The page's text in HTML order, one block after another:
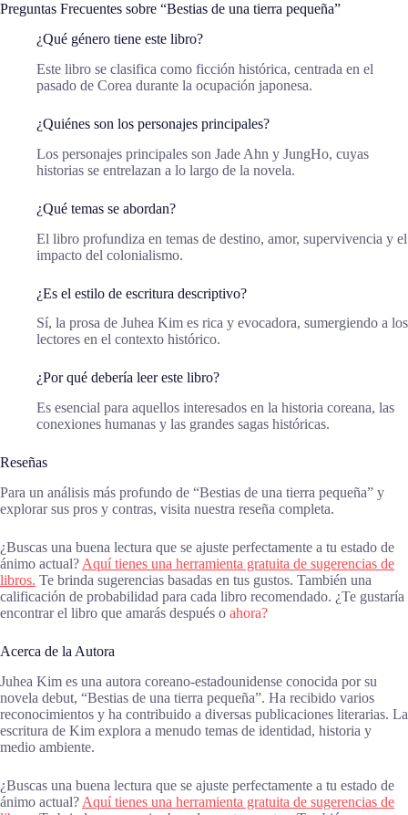
Preguntas Frecuentes sobre “Bestias de una tierra pequeña”
¿Qué género tiene este libro?
Este libro se clasifica como ficción histórica, centrada en el
pasado de Corea durante la ocupación japonesa.
¿Quiénes son los personajes principales?
Los personajes principales son Jade Ahn y JungHo, cuyas
historias se entrelazan a lo largo de la novela.
¿Qué temas se abordan?
El libro profundiza en temas de destino, amor, supervivencia y el
impacto del colonialismo.
¿Es el estilo de escritura descriptivo?
Sí, la prosa de Juhea Kim es rica y evocadora, sumergiendo a los
lectores en el contexto histórico.
¿Por qué debería leer este libro?
Es esencial para aquellos interesados en la historia coreana, las
conexiones humanas y las grandes sagas históricas.
Reseñas
Para un análisis más profundo de “Bestias de una tierra pequeña” y
explorar sus pros y contras, visita nuestra reseña completa.
¿Buscas una buena lectura que se ajuste perfectamente a tu estado de
ánimo actual? Aquí tienes una herramienta gratuita de sugerencias de
libros. Te brinda sugerencias basadas en tus gustos. También una
calificación de probabilidad para cada libro recomendado. ¿Te gustaría
encontrar el libro que amarás después o ahora?
Acerca de la Autora
Juhea Kim es una autora coreano-estadounidense conocida por su
novela debut, “Bestias de una tierra pequeña”. Ha recibido varios
reconocimientos y ha contribuido a diversas publicaciones literarias. La
escritura de Kim explora a menudo temas de identidad, historia y
medio ambiente.
¿Buscas una buena lectura que se ajuste perfectamente a tu estado de
ánimo actual? Aquí tienes una herramienta gratuita de sugerencias de